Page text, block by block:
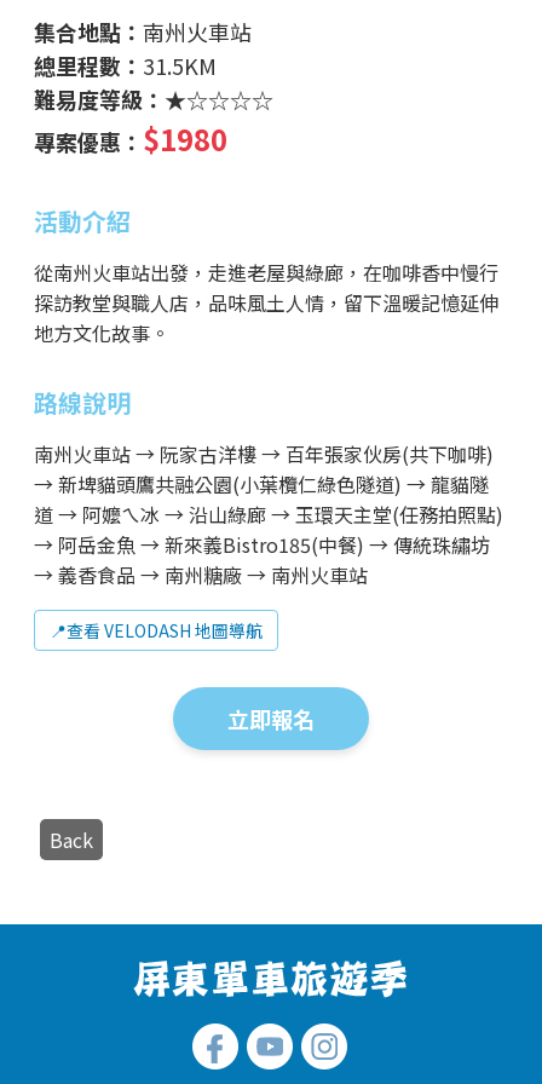
集合地點：南州火車站
總里程數： 31.5KM
難易度等級： ★☆☆☆☆
專案優惠： $1980
活動介紹
從南州火車站出發，走進老屋與綠廊，在咖啡香中慢行
探訪教堂與職人店，品味風土人情，留下溫暖記憶延伸
地方文化故事。
路線說明
南州火車站 → 阮家古洋樓 → 百年張家伙房(共下咖啡)
→ 新埤貓頭鷹共融公園(小葉欖仁綠色隧道) → 龍貓隧
道→ 阿嬤ㄟ冰→沿山綠廊 → 玉環天主堂(任務拍照點)
→ 阿岳金魚 → 新來義Bistro185(中餐)→傳統珠繡坊
→ 義香食品 → 南州糖廠 → 南州火車站
📍查看 VELODASH 地圖導航
立即報名
Back